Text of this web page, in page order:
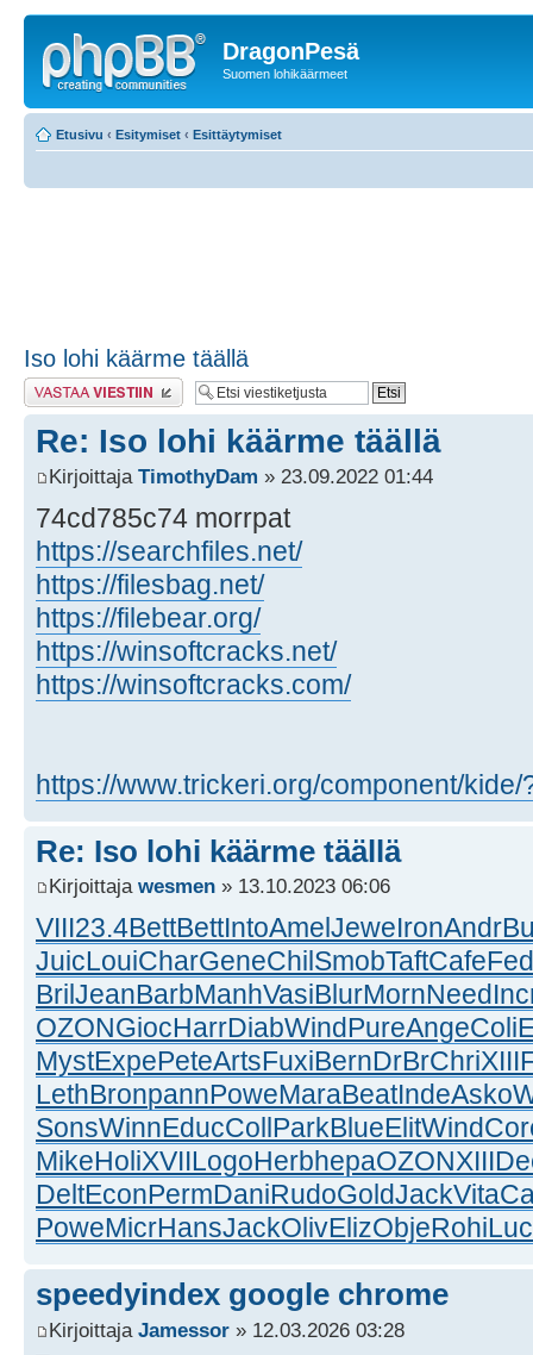
DragonPesä
Suomen lohikäärmeet
Etusivu ‹ Esitymiset ‹ Esittäytymiset
Iso lohi käärme täällä
Lähetä vastaus
Re: Iso lohi käärme täällä
Kirjoittaja TimothyDam » 23.09.2022 01:44
74cd785c74 morrpat
https://searchfiles.net/
https://filesbag.net/
https://filebear.org/
https://winsoftcracks.net/
https://winsoftcracks.com/
https://www.trickeri.org/component/kide/
Re: Iso lohi käärme täällä
Kirjoittaja wesmen » 13.10.2023 06:06
VIII23.4BettBettIntoAmelJeweIronAndr
JuicLouiCharGeneChilSmobTaftCafe
BrilJeanBarbManhVasiBlurMornNeed
OZONGiocHarrDiabWindPureAngeColi
MystExpePeteArtsFuxiBernDrBrChriXIII
LethBronpannPoweMaraBeatIndeAsko
SonsWinnEducCollParkBlueElitWind
MikeHoliXVIILogoHerbhepaOZONXIII
DeltEconPermDaniRudoGoldJackVita
PoweMicrHansJackOlivElizObjeRohi
speedyindex google chrome
Kirjoittaja Jamessor » 12.03.2026 03:28